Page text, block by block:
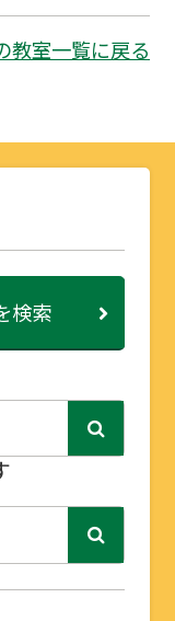
教室一覧に戻る
検索